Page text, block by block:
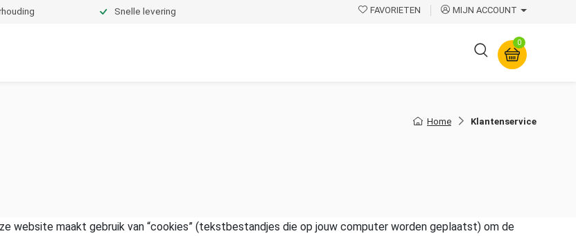
Snelle levering FAVORIETEN MIJN ACCOUNT
0
Home Klantenservice
website maakt gebruik van “cookies” (tekstbestandjes die op jouw computer worden geplaatst) om de